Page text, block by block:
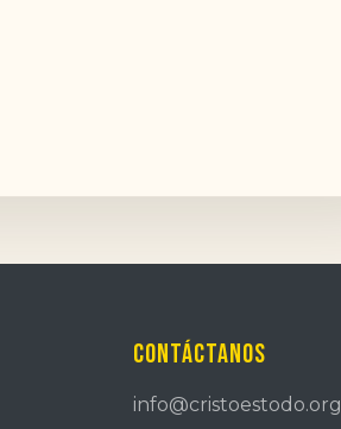
Contáctanos
info@cristoestodo.org